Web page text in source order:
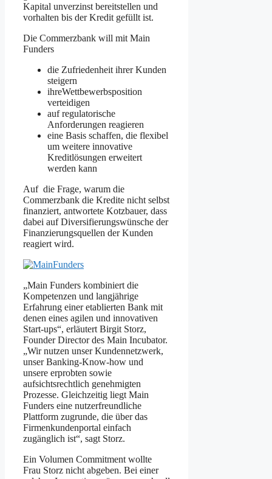
Kapital unverzinst bereitstellen und
vorhalten bis der Kredit gefüllt ist.
Die Commerzbank will mit Main
Funders
die Zufriedenheit ihrer Kunden
steigern
ihreWettbewerbsposition
verteidigen
auf regulatorische
Anforderungen reagieren
eine Basis schaffen, die flexibel
um weitere innovative
Kreditlösungen erweitert
werden kann
Auf die Frage, warum die
Commerzbank die Kredite nicht selbst
finanziert, antwortete Kotzbauer, dass
dabei auf Diversifierungswünsche der
Finanzierungsquellen der Kunden
reagiert wird.
„Main Funders kombiniert die
Kompetenzen und langjährige
Erfahrung einer etablierten Bank mit
denen eines agilen und innovativen
Start-ups“, erläutert Birgit Storz,
Founder Director des Main Incubator.
„Wir nutzen unser Kundennetzwerk,
unser Banking-Know-how und
unsere erprobten sowie
aufsichtsrechtlich genehmigten
Prozesse. Gleichzeitig liegt Main
Funders eine nutzerfreundliche
Plattform zugrunde, die über das
Firmenkundenportal einfach
zugänglich ist“, sagt Storz.
Ein Volumen Commitment wollte
Frau Storz nicht abgeben. Bei einer